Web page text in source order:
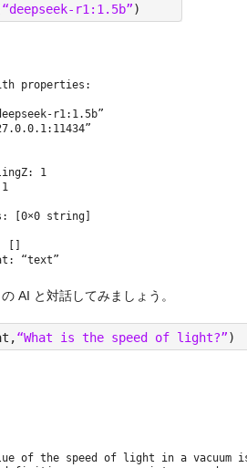
“deepseek-r1:1.5b”)
properties:
r1:1.5b”
1
[0×0 string]
[]
“text”
AI と対話してみましょう。
“What is the speed of light?”)
of the speed of light in a vacuum